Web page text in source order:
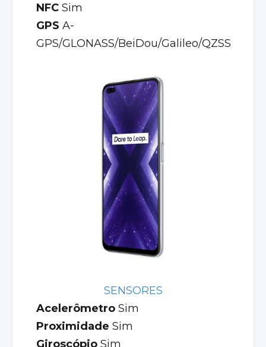
NFC Sim
GPS A-
GPS/GLONASS/BeiDou/Galileo/QZSS
SENSORES
Acelerômetro Sim
Proximidade Sim
Giroscópio Sim